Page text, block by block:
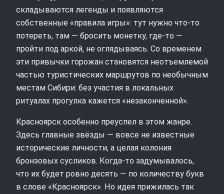
складываются легенды и появляются
собственные «правила игры»: тут нужно что-то
потереть, там — бросить монетку, где-то —
пройти под аркой, не оглядываясь. Со временем
эти привычки горожан становятся неотъемлемой
частью туристических маршрутов по необычным
местам Сибири: без участия в локальных
ритуалах прогулка кажется «незаконченной».
Красноярск особенно преуспел в этом жанре.
Здесь главные звёзды — вовсе не известные
исторические личности, а целая колония
бронзовых сусликов. Когда-то задумывалось,
что их будет ровно десять — по количеству букв
в слове «Красноярск». Но идея прижилась так